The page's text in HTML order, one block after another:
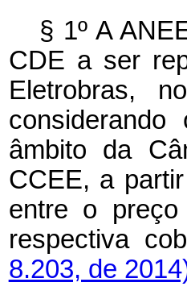
§ 1º A
CDE a ser
Eletrobras,
âmbito da
CCEE, a
entre o
respectiva
8.203, de